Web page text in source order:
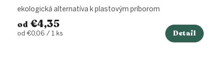
od €4,35
Jednotková
od €0,06 / 1 ks Detail
ekologická alternatíva k plastovým príborom